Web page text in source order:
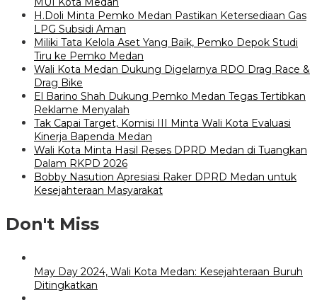
H.Doli Minta Pemko Medan Pastikan Ketersediaan Gas
LPG Subsidi Aman
Miliki Tata Kelola Aset Yang Baik, Pemko Depok Studi
Tiru ke Pemko Medan
Wali Kota Medan Dukung Digelarnya RDO Drag Race &
Drag Bike
El Barino Shah Dukung Pemko Medan Tegas Tertibkan
Reklame Menyalah
Tak Capai Target, Komisi III Minta Wali Kota Evaluasi
Kinerja Bapenda Medan
Wali Kota Minta Hasil Reses DPRD Medan di Tuangkan
Dalam RKPD 2026
Bobby Nasution Apresiasi Raker DPRD Medan untuk
Kesejahteraan Masyarakat
Don't Miss
May Day 2024, Wali Kota Medan: Kesejahteraan Buruh
Ditingkatkan